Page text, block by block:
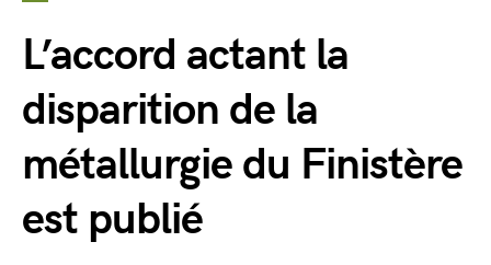
L’accord actant la
disparition de la
métallurgie du Finistère
est publié